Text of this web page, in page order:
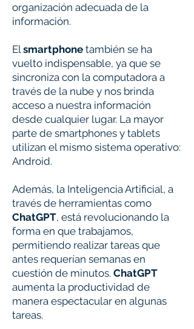
organización adecuada de la
información.
Elsmartphone también se ha
vuelto indispensable, ya que se
sincroniza con la computadora a
través de la nube y nos brinda
acceso a nuestra información
desde cualquier lugar. La mayor
parte de smartphones y tablets
utilizan el mismo sistema operativo:
Android.
Además, la Inteligencia Artificial, a
través de herramientas como
ChatGPT, está revolucionando la
forma en que trabajamos,
permitiendo realizar tareas que
antes requerían semanas en
cuestión de minutos. ChatGPT
aumenta la productividad de
manera espectacular en algunas
tareas.